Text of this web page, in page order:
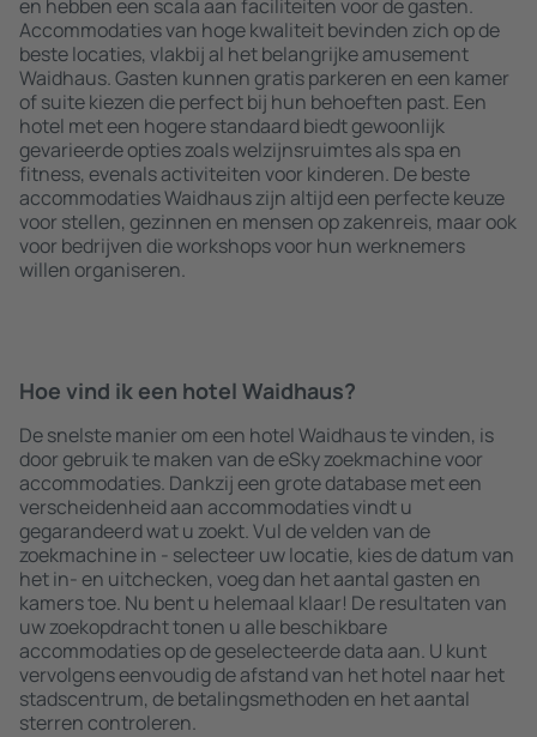
en hebben een scala aan faciliteiten voor de gasten.
Accommodaties van hoge kwaliteit bevinden zich op de
beste locaties, vlakbij al het belangrijke amusement
Waidhaus. Gasten kunnen gratis parkeren en een kamer
of suite kiezen die perfect bij hun behoeften past. Een
hotel met een hogere standaard biedt gewoonlijk
gevarieerde opties zoals welzijnsruimtes als spa en
fitness, evenals activiteiten voor kinderen. De beste
accommodaties Waidhaus zijn altijd een perfecte keuze
voor stellen, gezinnen en mensen op zakenreis, maar ook
voor bedrijven die workshops voor hun werknemers
willen organiseren.
Hoe vind ik een hotel Waidhaus?
De snelste manier om een hotel Waidhaus te vinden, is
door gebruik te maken van de eSky zoekmachine voor
accommodaties. Dankzij een grote database met een
verscheidenheid aan accommodaties vindt u
gegarandeerd wat u zoekt. Vul de velden van de
zoekmachine in - selecteer uw locatie, kies de datum van
het in- en uitchecken, voeg dan het aantal gasten en
kamers toe. Nu bent u helemaal klaar! De resultaten van
uw zoekopdracht tonen u alle beschikbare
accommodaties op de geselecteerde data aan. U kunt
vervolgens eenvoudig de afstand van het hotel naar het
stadscentrum, de betalingsmethoden en het aantal
sterren controleren.